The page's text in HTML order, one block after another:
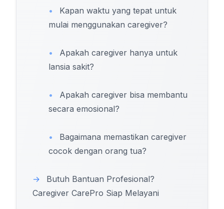
•
Kapan waktu yang tepat untuk
mulai menggunakan caregiver?
•
Apakah caregiver hanya untuk
lansia sakit?
•
Apakah caregiver bisa membantu
secara emosional?
•
Bagaimana memastikan caregiver
cocok dengan orang tua?
→
Butuh Bantuan Profesional?
Caregiver CarePro Siap Melayani